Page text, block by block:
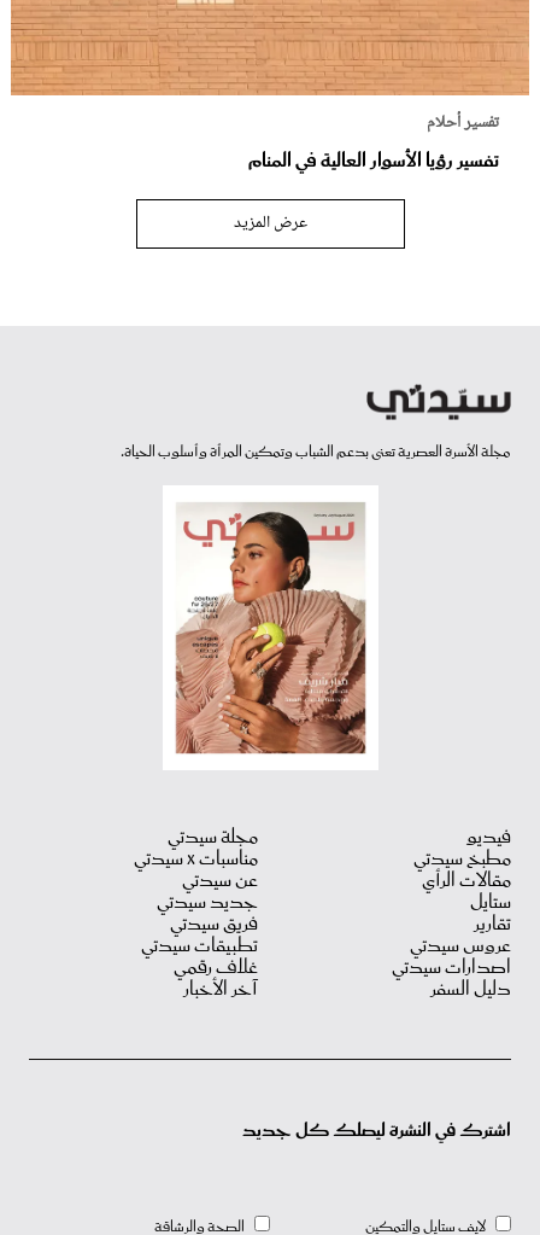
تفسير أحلام
تفسير رؤيا الأسوار العالية في المنام
عرض المزيد
مجلة الأسرة العصرية تعنى بدعم الشباب وتمكين المرأة وأسلوب الحياة.
فيديو
مطبخ سيدتي
مقالات الرأي
ستايل
تقارير
عروس سيدتي
اصدارات سيدتي
دليل السفر
مجلة سيدتي
مناسبات X سيدتي
عن سيدتي
جديد سيدتي
فريق سيدتي
تطبيقات سيدتي
غلاف رقمي
آخر الأخبار
اشترك في النشرة ليصلك كل جديد
لايف ستايل والتمكين الصحة والرشاقة